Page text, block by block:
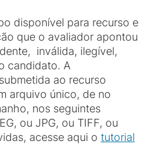
disponível para recurso e
que o avaliador apontou
inválida, ilegível,
candidato. A
ao recurso
arquivo único, de no
nos seguintes
ou JPG, ou TIFF, ou
acesse aqui o tutorial